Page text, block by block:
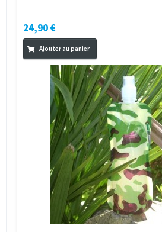
24,90 €
Ajouter au panier